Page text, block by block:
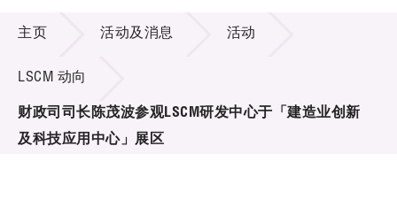
技术商品化
项目及资助计划
活动及消息
活动
活动及消息
主页 活动及消息 活动
LSCM 动向
财政司司长陈茂波参观LSCM研发中心于「建造业创新
及科技应用中心」展区